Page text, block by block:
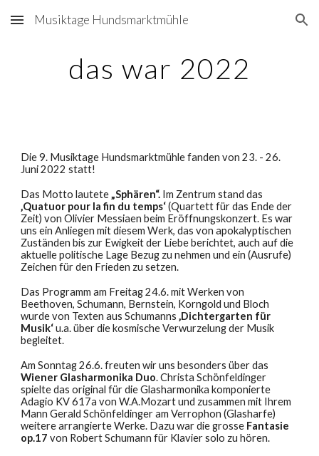
Skip to main content Skip to navigation
Musiktage Hundsmarktmühle
das war 2022
Die 9. Musiktage Hundsmarktmühle fanden von 23. - 26.
Juni 2022 statt!
Das Motto lautete„Sphären“. Im Zentrum stand das
‚Quatuor pour la fin du temps‘(Quartett für das Ende der
Zeit) von Olivier Messiaen beim Eröffnungskonzert. Es war
uns ein Anliegen mitdiesem Werk, das von apokalyptischen
Zuständen bis zur Ewigkeit der Liebe berichtet,auchauf die
aktuelle politische Lage Bezug zu nehmen und ein (Ausrufe)
Zeichen für den Frieden zu setzen.
Das Programm am Freitag 24.6. mit Werken von
Beethoven, Schumann, Bernstein, Korngold und Bloch
wurdevon Texten aus Schumanns‚Dichtergarten für
Musik‘u.a. über die kosmische Verwurzelung der Musik
begleitet.
Am Sonntag 26.6. freuten wir uns besondersüberdas
Wiener Glasharmonika Duo. Christa Schönfeldinger
spieltedas original für die Glasharmonika komponierte
Adagio KV 617a von W.A.Mozart und zusammen mit Ihrem
Mann Gerald Schönfeldinger am Verrophon (Glasharfe)
weitere arrangierte Werke. Dazu wardie grosse Fantasie
op.17 von Robert Schumann für Klavier solo zu hören.